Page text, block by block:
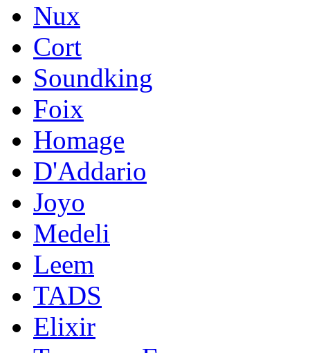
Nux
Cort
Soundking
Foix
Homage
D'Addario
Joyo
Medeli
Leem
TADS
Elixir